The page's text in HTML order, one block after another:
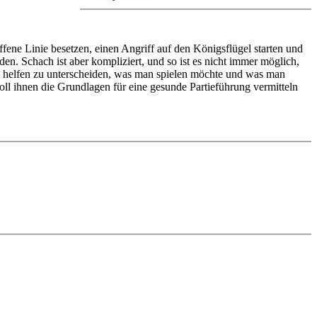
Linie besetzen, einen Angriff auf den Königsflügel starten und
Schach ist aber kompliziert, und so ist es nicht immer möglich,
zu unterscheiden, was man spielen möchte und was man
ihnen die Grundlagen für eine gesunde Partieführung vermitteln
Testvideos kann man sein frisch erworbenes Wissen überprüfen
(also on mistakes) and further explanations.
(initial position - final position).